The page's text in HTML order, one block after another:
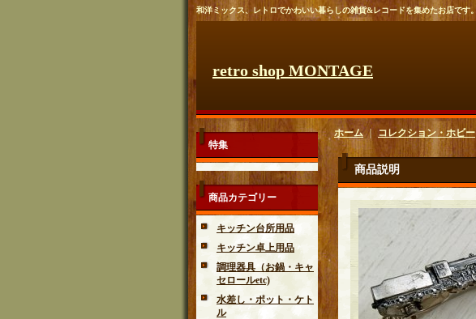
和洋ミックス、レトロでかわいい暮らしの雑貨&レコードを集めたお店です。
retro shop MONTAGE
特集
商品カテゴリー
キッチン台所用品
キッチン卓上用品
調理器具（お鍋・キャ
セロールetc)
水差し・ポット・ケト
ル
ホーム｜ コレクション・ホビー
商品説明